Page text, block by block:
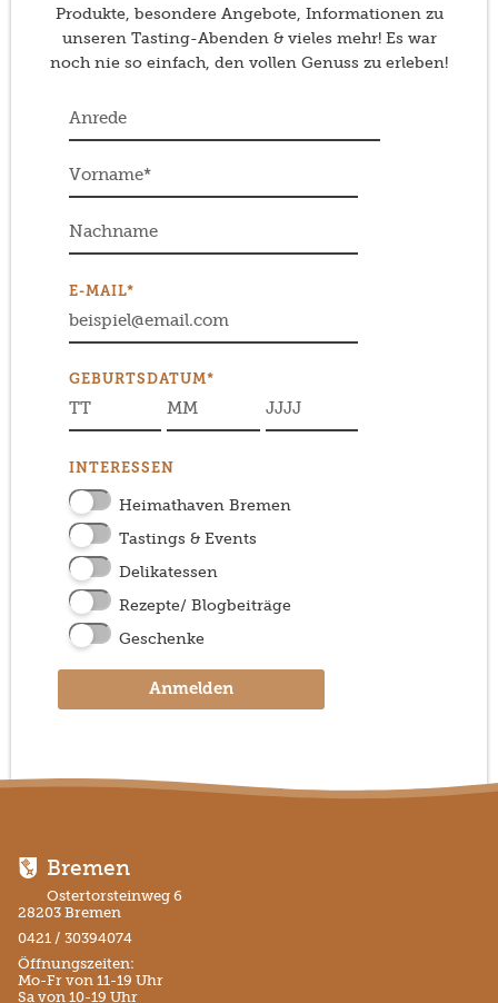
Produkte, besondere Angebote, Informationen zu
unseren Tasting-Abenden & vieles mehr! Es war
noch nie so einfach, den vollen Genuss zu erleben!
E-MAIL*
GEBURTSDATUM*
INTERESSEN
Heimathaven Bremen
Tastings & Events
Delikatessen
Rezepte/ Blogbeiträge
Geschenke
Anmelden
Bremen
Ostertorsteinweg 6
28203 Bremen
0421 / 30394074
Öffnungszeiten:
Mo-Fr von 11-19 Uhr
Sa von 10-19 Uhr